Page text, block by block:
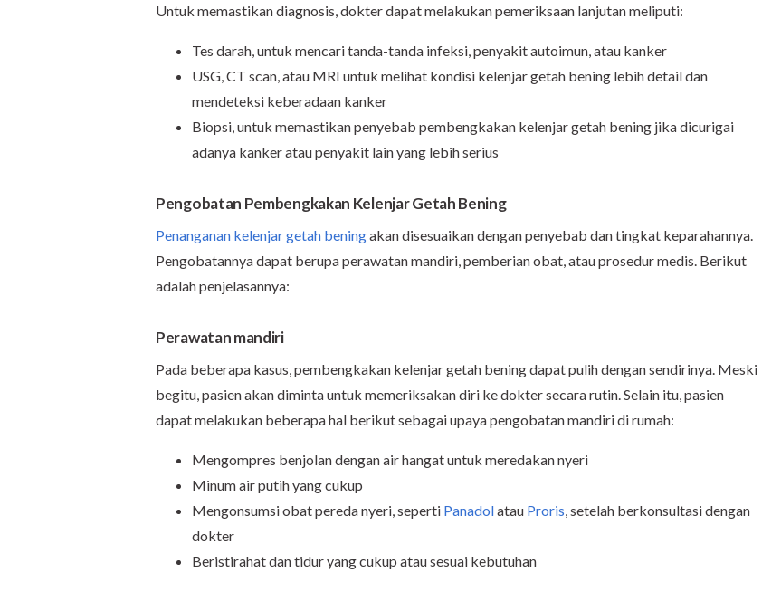
Untuk memastikan diagnosis, dokter dapat melakukan pemeriksaan lanjutan meliputi:
Tes darah, untuk mencari tanda-tanda infeksi, penyakit autoimun, atau kanker
USG, CT scan, atau MRI untuk melihat kondisi kelenjar getah bening lebih detail dan
mendeteksi keberadaan kanker
Biopsi, untuk memastikan penyebab pembengkakan kelenjar getah bening jika dicurigai
adanya kanker atau penyakit lain yang lebih serius
Pengobatan Pembengkakan Kelenjar Getah Bening
Penanganan kelenjar getah beningakan disesuaikan dengan penyebab dan tingkat keparahannya.
Pengobatannya dapat berupa perawatan mandiri, pemberian obat, atau prosedur medis. Berikut
adalah penjelasannya:
Perawatan mandiri
Pada beberapa kasus, pembengkakan kelenjar getah bening dapat pulih dengan sendirinya. Meski
begitu, pasien akan diminta untuk memeriksakan diri ke dokter secara rutin. Selain itu, pasien
dapat melakukan beberapa hal berikut sebagai upaya pengobatan mandiri di rumah:
Mengompres benjolan dengan air hangat untuk meredakan nyeri
Minum air putih yang cukup
Mengonsumsi obat pereda nyeri, seperti Panadolatau Proris, setelah berkonsultasi dengan
dokter
Beristirahat dan tidur yang cukup atau sesuai kebutuhan